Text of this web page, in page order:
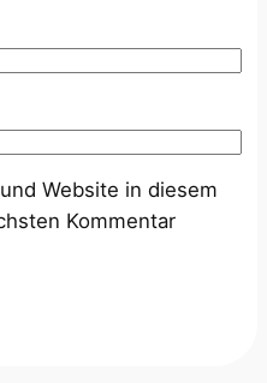
Website in diesem
Kommentar